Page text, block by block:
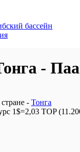
бассейн
-
- Тонга
1$=2,03 TOP